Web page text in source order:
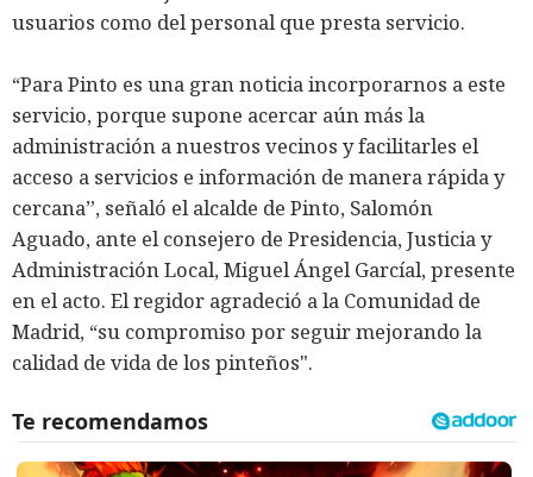
usuarios como del personal que presta servicio.
“Para Pinto es una gran noticia incorporarnos a este
servicio, porque supone acercar aún más la
administración a nuestros vecinos y facilitarles el
acceso a servicios e información de manera rápida y
cercana”, señaló el alcalde de Pinto, Salomón
Aguado, ante el consejero de Presidencia, Justicia y
Administración Local, Miguel Ángel Garcíal, presente
en el acto. El regidor agradeció a la Comunidad de
Madrid, “su compromiso por seguir mejorando la
calidad de vida de los pinteños".